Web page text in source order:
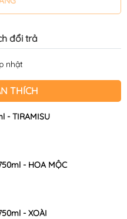
đổi trả
nhật
THÍCH
- TIRAMISU
- HOA MỘC
- XOÀI